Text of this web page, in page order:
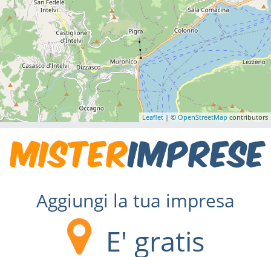
Leaflet | © OpenStreetMap contributors
Aggiungi la tua impresa
E' gratis